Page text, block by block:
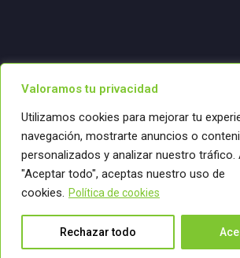
Valoramos tu privacidad
Utilizamos cookies para mejorar tu
navegación, mostrarte anuncios o
personalizados y analizar nuestro tráfico.
"Aceptar todo", aceptas nuestro uso de
cookies. Política de cookies
Rechazar todo
Copyright 2025 Century
Rights Reserved
Conectemos